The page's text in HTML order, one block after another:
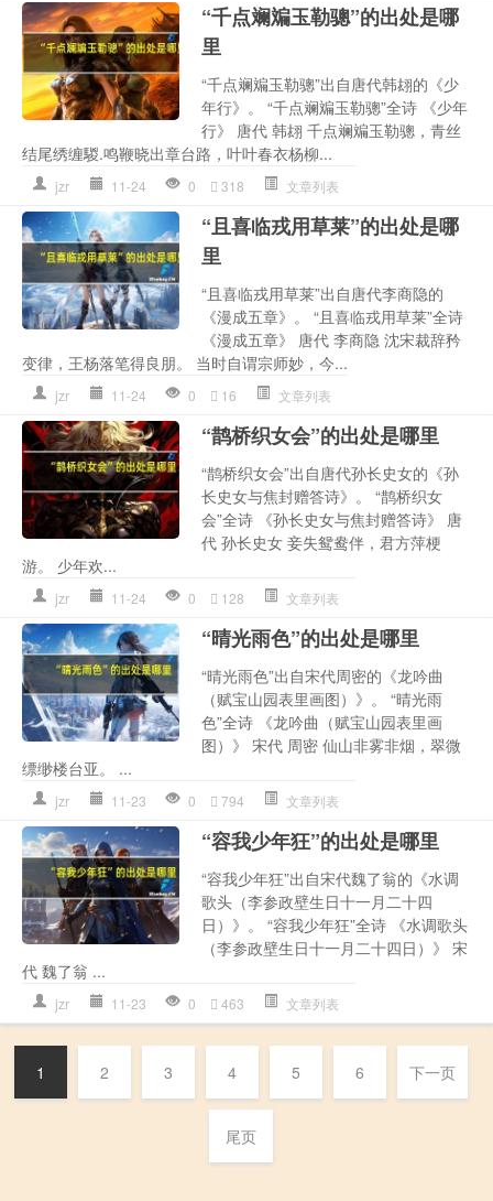
“千点斓斒玉勒骢”的出处是哪
里
“千点斓斒玉勒骢”出自唐代韩翃的《少
年行》。 “千点斓斒玉勒骢”全诗 《少年
行》 唐代 韩翃 千点斓斒玉勒骢，青丝
结尾绣缠騣.鸣鞭晓出章台路，叶叶春衣杨柳...
jzr 11-24 0 318 文章列表
“且喜临戎用草莱”的出处是哪
里
“且喜临戎用草莱”出自唐代李商隐的
《漫成五章》。 “且喜临戎用草莱”全诗
《漫成五章》 唐代 李商隐 沈宋裁辞矜
变律，王杨落笔得良朋。 当时自谓宗师妙，今...
jzr 11-24 0 16 文章列表
“鹊桥织女会”的出处是哪里
“鹊桥织女会”出自唐代孙长史女的《孙
长史女与焦封赠答诗》。 “鹊桥织女
会”全诗 《孙长史女与焦封赠答诗》 唐
代 孙长史女 妾失鸳鸯伴，君方萍梗
游。 少年欢...
jzr 11-24 0 128 文章列表
“晴光雨色”的出处是哪里
“晴光雨色”出自宋代周密的《龙吟曲
（赋宝山园表里画图）》。 “晴光雨
色”全诗 《龙吟曲（赋宝山园表里画
图）》 宋代 周密 仙山非雾非烟，翠微
缥缈楼台亚。 ...
jzr 11-23 0 794 文章列表
“容我少年狂”的出处是哪里
“容我少年狂”出自宋代魏了翁的《水调
歌头（李参政壁生日十一月二十四
日）》。 “容我少年狂”全诗 《水调歌头
（李参政壁生日十一月二十四日）》 宋
代 魏了翁 ...
jzr 11-23 0 463 文章列表
1 2 3 4 5 6 下一页
尾页